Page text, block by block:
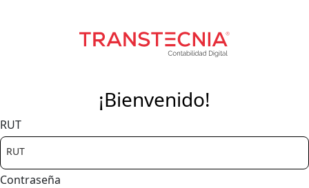
¡Bienvenido!
RUT
Contraseña